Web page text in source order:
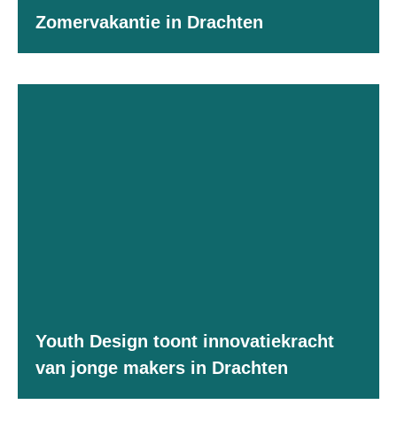
Zomervakantie in Drachten
Youth Design toont innovatiekracht
van jonge makers in Drachten